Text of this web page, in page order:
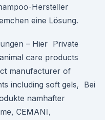
Hersteller
eine Lösung.
– Hier Private
care products
manufacturer of
including soft gels, Bei
namhafter
CEMANI,